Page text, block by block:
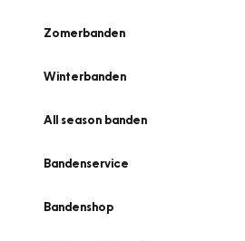
Zomerbanden
Winterbanden
All season banden
Bandenservice
Bandenshop